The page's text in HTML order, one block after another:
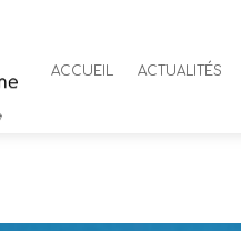
ACCUEIL ACTUALITÉS